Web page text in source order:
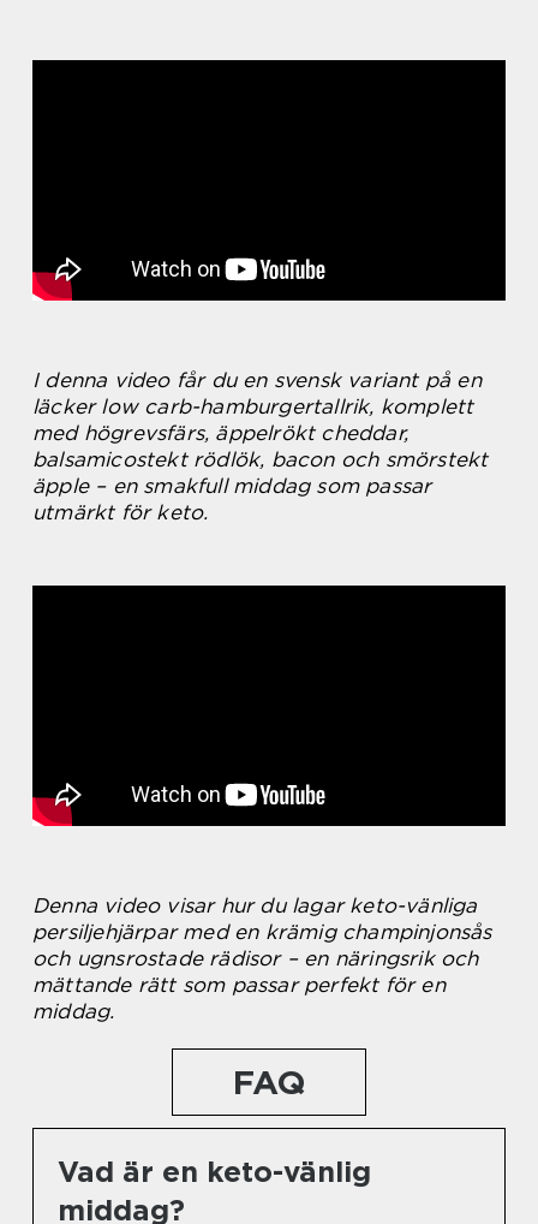
I denna video får du en svensk variant på en
läcker low carb-hamburgertallrik, komplett
med högrevsfärs, äppelrökt cheddar,
balsamicostekt rödlök, bacon och smörstekt
äpple – en smakfull middag som passar
utmärkt för keto.
Denna video visar hur du lagar keto-vänliga
persiljehjärpar med en krämig champinjonsås
och ugnsrostade rädisor – en näringsrik och
mättande rätt som passar perfekt för en
middag.
FAQ
Vad är en keto-vänlig
middag?